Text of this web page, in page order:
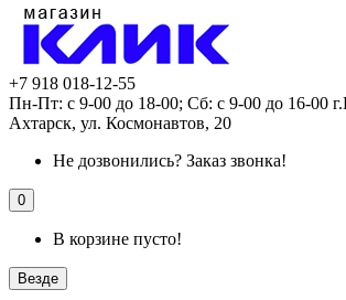
+7 918 018-12-55
Пн-Пт: с 9-00 до 18-00; Сб: с 9-00 до 16-00
Ахтарск, ул. Космонавтов, 20
Не дозвонились? Заказ звонка!
0
В корзине пусто!
Везде